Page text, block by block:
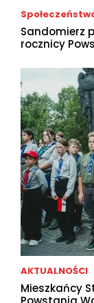
Sandomierz
rocznicy
AKTUALNOŚCI
Mieszkańcy